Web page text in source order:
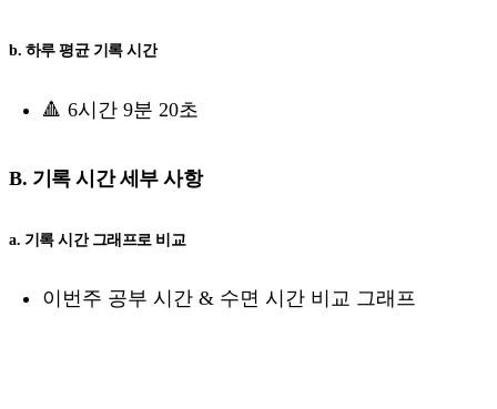
b. 하루 평균 기록 시간
🔺 6시간 9분 20초
B. 기록 시간 세부 사항
a. 기록 시간 그래프로 비교
이번주 공부 시간 & 수면 시간 비교 그래프